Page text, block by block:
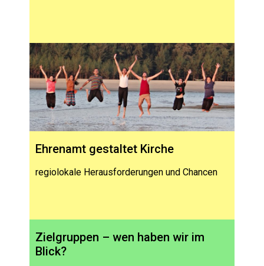
Ehrenamt gestaltet Kirche
regiolokale Herausforderungen und Chancen
Zielgruppen – wen haben wir im
Blick?